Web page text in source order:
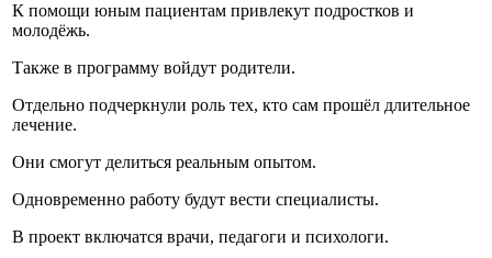
К помощи юным пациентам привлекут подростков и
молодёжь.
Также в программу войдут родители.
Отдельно подчеркнули роль тех, кто сам прошёл длительное
лечение.
Они смогут делиться реальным опытом.
Одновременно работу будут вести специалисты.
В проект включатся врачи, педагоги и психологи.